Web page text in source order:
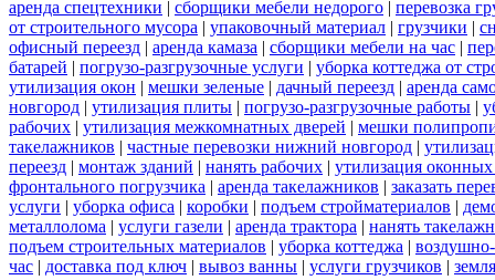
аренда спецтехники | сборщики мебели недорого | перевозка
от строительного мусора | упаковочный материал | грузчики |
офисный переезд | аренда камаза | сборщики мебели на час |
батарей | погрузо-разгрузочные услуги | уборка коттеджа от
утилизация окон | мешки зеленые | дачный переезд | аренда
новгород | утилизация плиты | погрузо-разгрузочные работы |
рабочих | утилизация межкомнатных дверей | мешки
такелажников | частные перевозки нижний новгород |
переезд | монтаж зданий | нанять рабочих | утилизация
фронтального погрузчика | аренда такелажников | заказать
услуги | уборка офиса | коробки | подъем стройматериалов |
металлолома | услуги газели | аренда трактора | нанять
подъем строительных материалов | уборка коттеджа |
час | доставка под ключ | вывоз ванны | услуги грузчиков |